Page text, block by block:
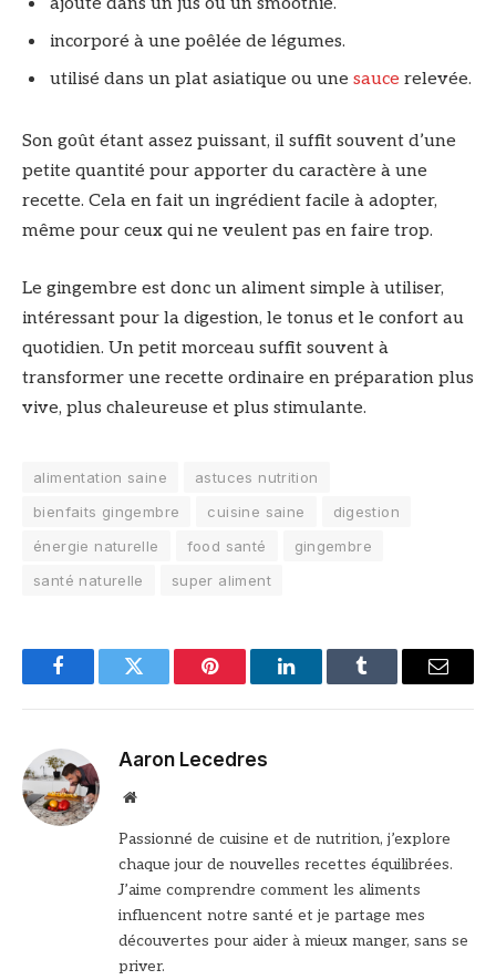
incorporé à une poêlée de légumes.
utilisé dans un plat asiatique ou une sauce relevée.
Son goût étant assez puissant, il suffit souvent d’une
petite quantité pour apporter du caractère à une
recette. Cela en fait un ingrédient facile à adopter,
même pour ceux qui ne veulent pas en faire trop.
Le gingembre est donc un aliment simple à utiliser,
intéressant pour la digestion, le tonus et le confort au
quotidien. Un petit morceau suffit souvent à
transformer une recette ordinaire en préparation plus
vive, plus chaleureuse et plus stimulante.
alimentation saine
astuces nutrition
bienfaits gingembre
cuisine saine
digestion
énergie naturelle
food santé
gingembre
santé naturelle
super aliment
FacebookTwitter Pinterest LinkedInTumblr Email
Aaron Lecedres
Site
Passionné de cuisine et de nutrition, j’explore
chaque jour de nouvelles recettes équilibrées.
J’aime comprendre comment les aliments
influencent notre santé et je partage mes
découvertes pour aider à mieux manger, sans se
priver.